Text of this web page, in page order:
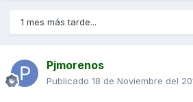
1 mes más tarde...
Pjmorenos
Publicado 18 de Noviembre del